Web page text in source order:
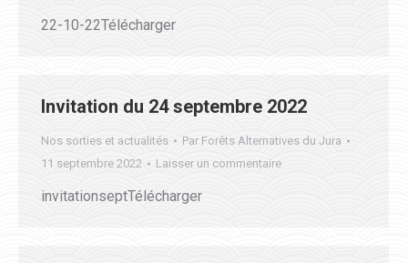
22-10-22Télécharger
Invitation du 24 septembre 2022
Nos sorties et actualités Par Forêts Alternatives du Jura
11 septembre 2022
Laisser un commentaire
invitationseptTélécharger